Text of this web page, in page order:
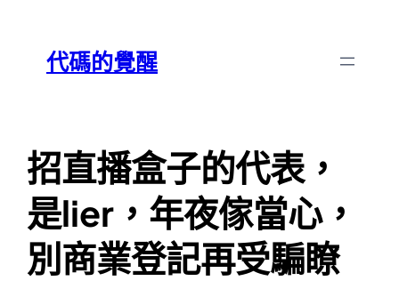
content代碼的覺醒
招直播盒子的代表，
是lier，年夜傢當心，
別商業登記再受騙瞭